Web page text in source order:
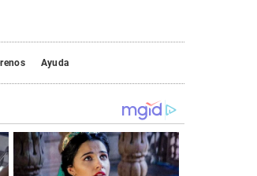
Ayuda